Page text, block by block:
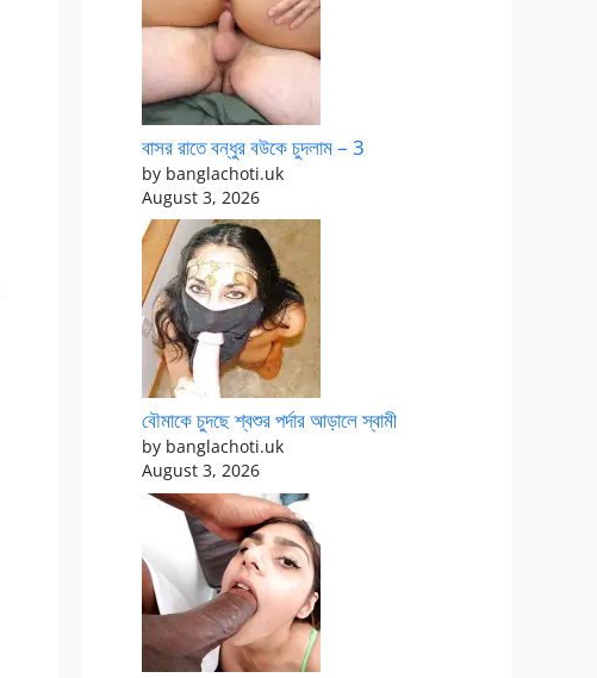
বাসর রাতে বন্ধুর বউকে চুদলাম – 3
by banglachoti.uk
August 3, 2026
বৌমাকে চুদছে শ্বশুর পর্দার আড়ালে স্বামী
by banglachoti.uk
August 3, 2026